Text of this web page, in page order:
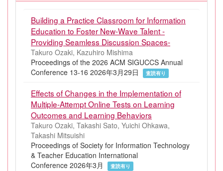
Building a Practice Classroom for Information
Education to Foster New-Wave Talent -
Providing Seamless Discussion Spaces-
Takuro Ozaki, Kazuhiro Mishima
Proceedings of the 2026 ACM SIGUCCS Annual
Conference 13-16 2026年3月29日
査読有り
Effects of Changes in the Implementation of
Multiple-Attempt Online Tests on Learning
Outcomes and Learning Behaviors
Takuro Ozaki, Takashi Sato, Yuichi Ohkawa,
Takashi Mitsuishi
Proceedings of Society for Information Technology
& Teacher Education International
Conference 2026年3月
査読有り